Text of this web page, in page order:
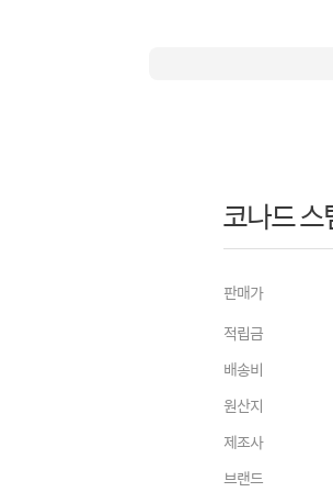
코나드
판매가
적립금
배송비
원산지
제조사
브랜드